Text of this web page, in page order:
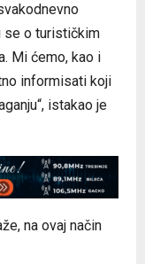
se o turističkim
Mi ćemo, kao i
informisati koji
istakao je
na ovaj način